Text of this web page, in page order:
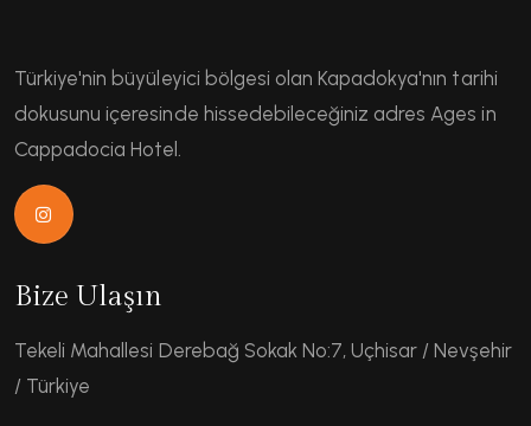
Türkiye'nin büyüleyici bölgesi olan Kapadokya'nın tarihi
dokusunu içeresinde hissedebileceğiniz adres Ages in
Cappadocia Hotel.
Bize Ulaşın
Tekeli Mahallesi Derebağ Sokak No:7, Uçhisar / Nevşehir
/ Türkiye